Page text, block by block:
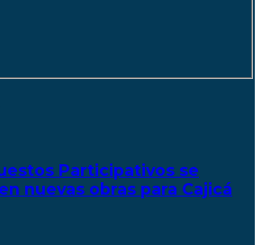
Participativos se
nuevas obras para Cajicá